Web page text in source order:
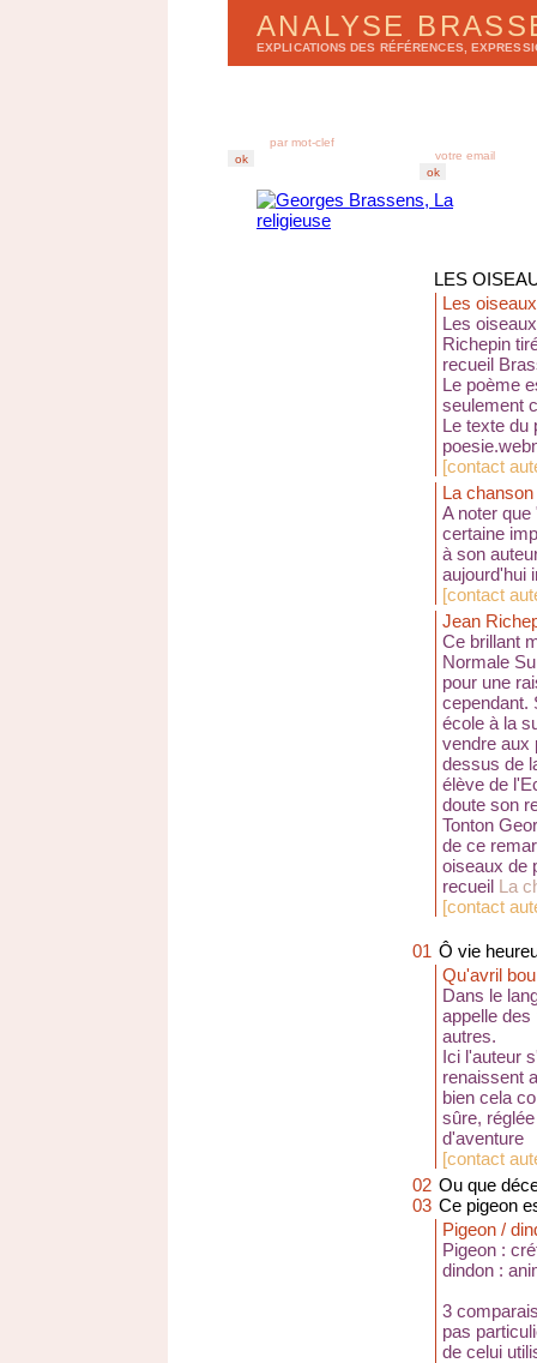
ANALYSE
EXPLICATIONS DES RÉFÉRENCES,
LES
Les
Les
Richepin
recueil
Le poème
seulement
Le texte du
[contact
La
A noter
certaine
à son
aujourd'hui
[contact
Jean
Ce brillant
Normale
pour une
cependant.
école à la
vendre aux
dessus de
élève de
doute son
Tonton
de ce
oiseaux de
recueil La
[contact
01 Ô vie
Qu'avril
Dans le
appelle
autres.
Ici l'auteur
renaissent
bien cela
sûre,
d'aventure
[contact
02 Ou que
03 Ce pigeon
Pigeon /
Pigeon :
dindon :
3
pas
de celui